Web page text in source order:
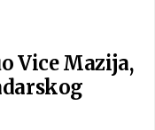
Vice Mazija,